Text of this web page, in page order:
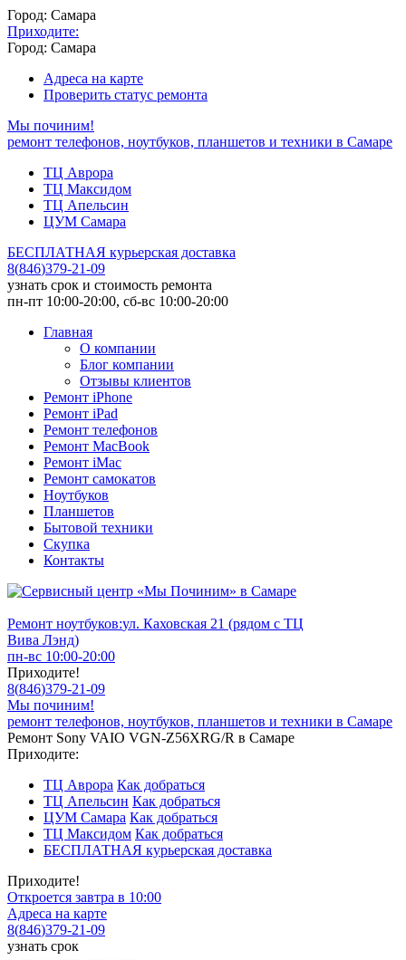
Город: Самара
Приходите:
Город: Самара
Адреса на карте
Проверить статус ремонта
Мы починим!
ремонт телефонов, ноутбуков, планшетов и техники в Самаре
ТЦ Аврора
ТЦ Максидом
ТЦ Апельсин
ЦУМ Самара
БЕСПЛАТНАЯ курьерская доставка
8(846)379-21-09
узнать срок и стоимость ремонта
пн-пт 10:00-20:00, сб-вс 10:00-20:00
Главная
О компании
Блог компании
Отзывы клиентов
Ремонт iPhone
Ремонт iPad
Ремонт телефонов
Ремонт MacBook
Ремонт iMac
Ремонт самокатов
Ноутбуков
Планшетов
Бытовой техники
Скупка
Контакты
Ремонт ноутбуков:ул. Каховская 21 (рядом с ТЦ
Вива Лэнд)
пн-вс 10:00-20:00
Приходите!
8(846)379-21-09
Мы починим!
ремонт телефонов, ноутбуков, планшетов и техники в Самаре
Ремонт Sony VAIO VGN-Z56XRG/R в Самаре
Приходите:
ТЦ Аврора Как добраться
ТЦ Апельсин Как добраться
ЦУМ Самара Как добраться
ТЦ Максидом Как добраться
БЕСПЛАТНАЯ курьерская доставка
Приходите!
Откроется завтра в 10:00
Адреса на карте
8(846)379-21-09
узнать срок